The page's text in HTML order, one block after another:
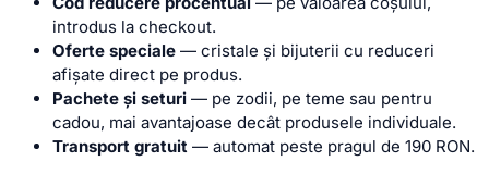
introdus la checkout.
Oferte speciale — cristale și bijuterii cu reduceri
afișate direct pe produs.
Pachete și seturi — pe zodii, pe teme sau pentru
cadou, mai avantajoase decât produsele individuale.
Transport gratuit — automat peste pragul de 190 RON.